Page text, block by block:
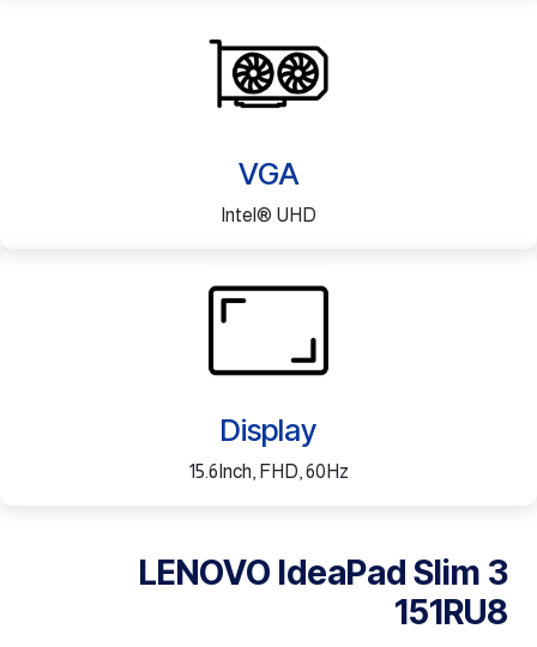
VGA
Intel® UHD
Display
15.6Inch, FHD, 60Hz
LENOVO IdeaPad Slim 3
151RU8